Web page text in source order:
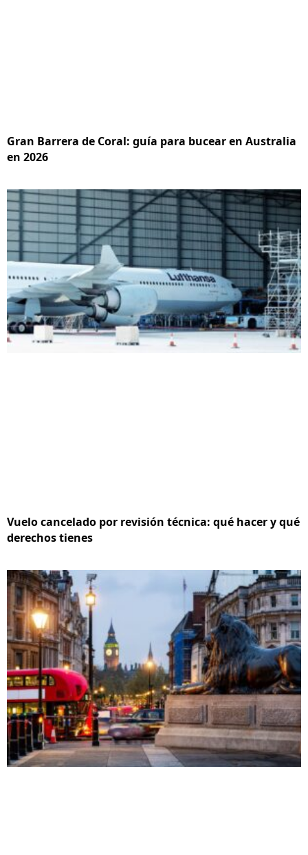
Gran Barrera de Coral: guía para bucear en Australia
en 2026
Vuelo cancelado por revisión técnica: qué hacer y qué
derechos tienes